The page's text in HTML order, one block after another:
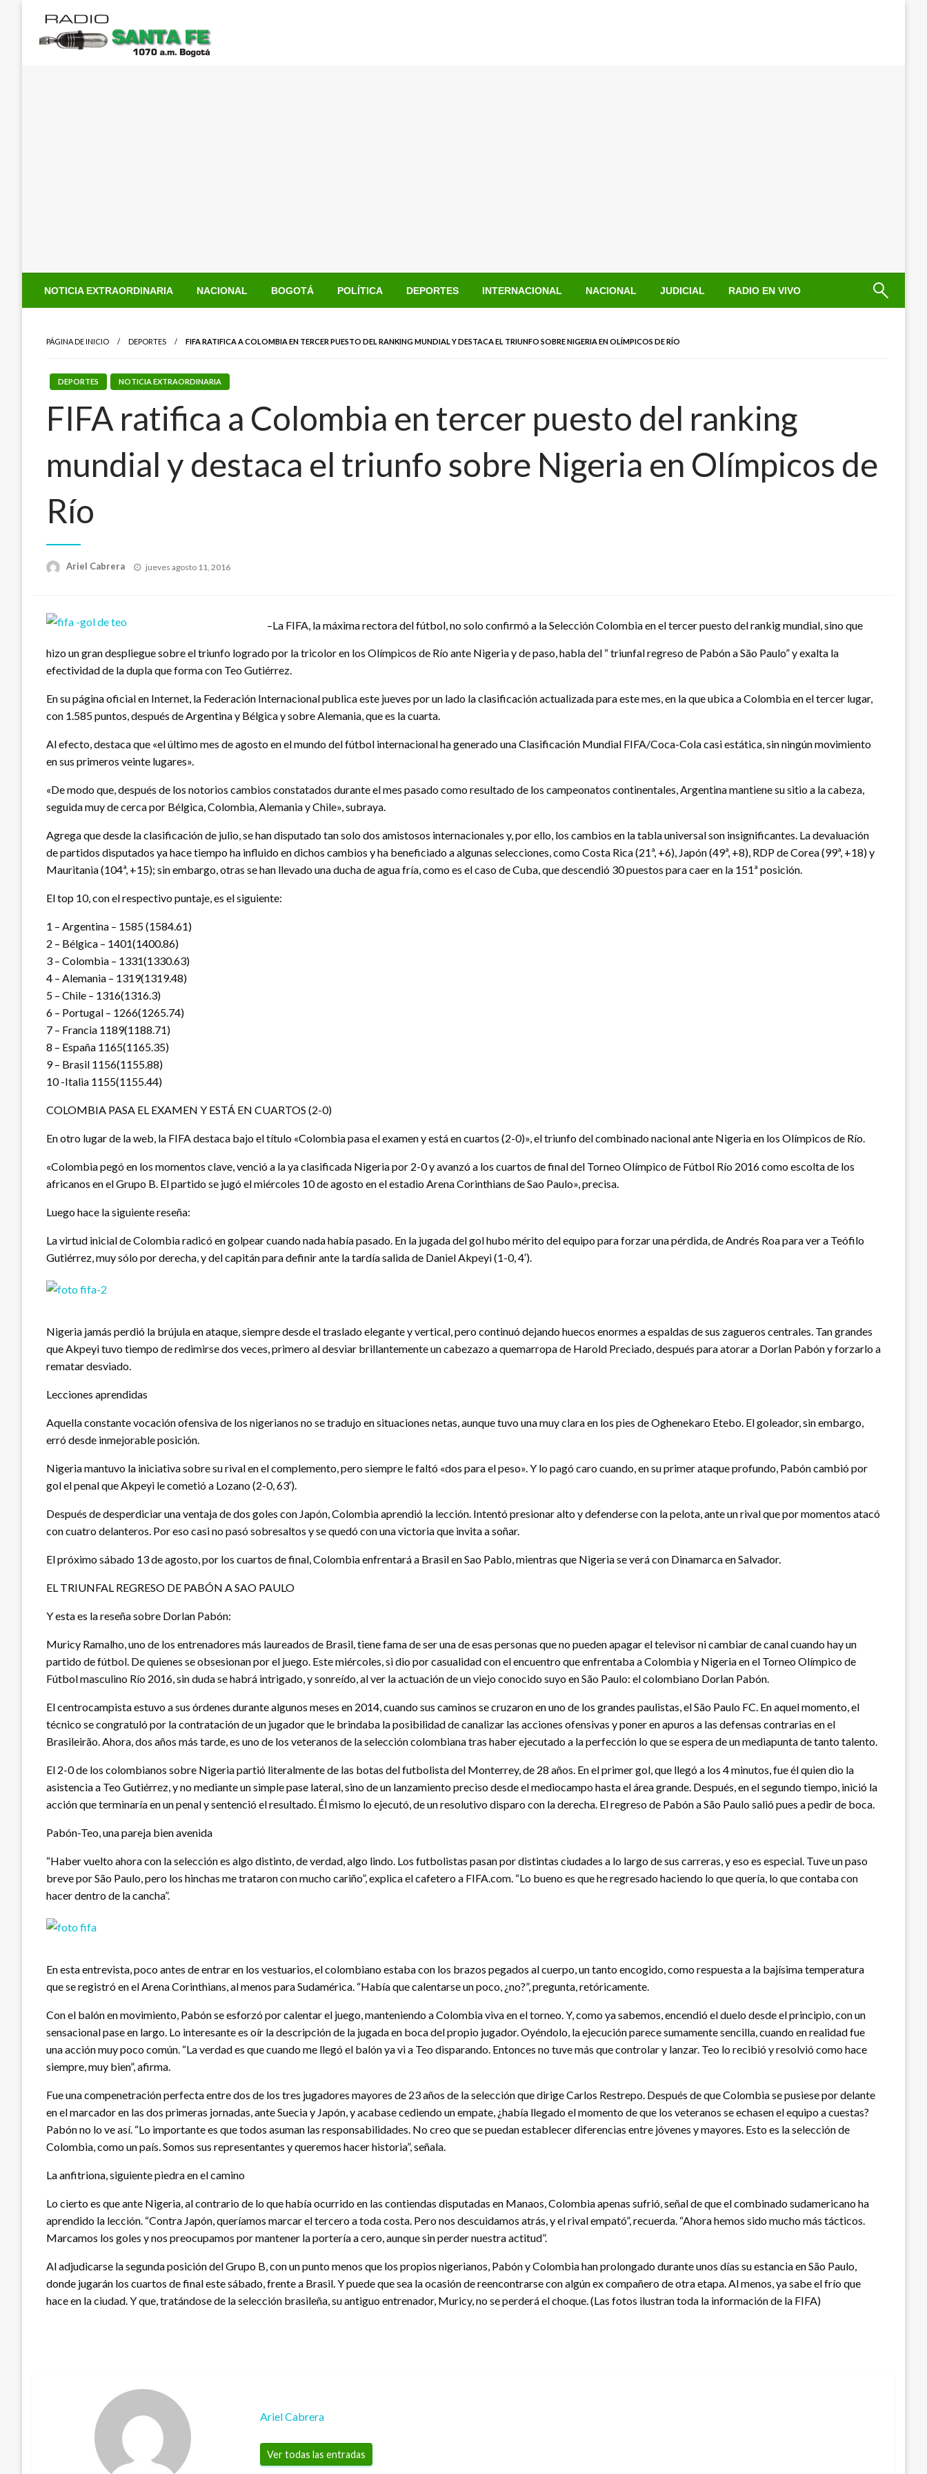
contenido
NOTICIA EXTRAORDINARIA NACIONAL BOGOTÁ POLÍTICA DEPORTES INTERNACIONAL NACIONAL JUDICIAL RADIO EN VIVO
PÁGINA DE INICIO DEPORTES FIFA RATIFICA A COLOMBIA EN TERCER PUESTO DEL RANKING MUNDIAL Y DESTACA EL TRIUNFO SOBRE NIGERIA EN OLÍMPICOS DE RÍO
DEPORTES NOTICIA EXTRAORDINARIA
FIFA ratifica a Colombia en tercer puesto del ranking
mundial y destaca el triunfo sobre Nigeria en Olímpicos de
Río
Ariel Cabrera
Publicado
jueves agosto 11, 2016
–La FIFA, la máxima rectora del fútbol, no solo confirmó a la Selección Colombia en el tercer puesto del rankig mundial, sino que
hizo un gran despliegue sobre el triunfo logrado por la tricolor en los Olímpicos de Río ante Nigeria y de paso, habla del “ triunfal regreso de Pabón a São Paulo” y exalta la
efectividad de la dupla que forma con Teo Gutiérrez.
En su página oficial en Internet, la Federación Internacional publica este jueves por un lado la clasificación actualizada para este mes, en la que ubica a Colombia en el tercer lugar,
con 1.585 puntos, después de Argentina y Bélgica y sobre Alemania, que es la cuarta.
Al efecto, destaca que «el último mes de agosto en el mundo del fútbol internacional ha generado una Clasificación Mundial FIFA/Coca-Cola casi estática, sin ningún movimiento
en sus primeros veinte lugares».
«De modo que, después de los notorios cambios constatados durante el mes pasado como resultado de los campeonatos continentales, Argentina mantiene su sitio a la cabeza,
seguida muy de cerca por Bélgica, Colombia, Alemania y Chile», subraya.
Agrega que desde la clasificación de julio, se han disputado tan solo dos amistosos internacionales y, por ello, los cambios en la tabla universal son insignificantes. La devaluación
de partidos disputados ya hace tiempo ha influido en dichos cambios y ha beneficiado a algunas selecciones, como Costa Rica (21ª, +6), Japón (49ª, +8), RDP de Corea (99ª, +18) y
Mauritania (104ª, +15); sin embargo, otras se han llevado una ducha de agua fría, como es el caso de Cuba, que descendió 30 puestos para caer en la 151ª posición.
El top 10, con el respectivo puntaje, es el siguiente:
1 – Argentina – 1585 (1584.61)
2 – Bélgica – 1401(1400.86)
3 – Colombia – 1331(1330.63)
4 – Alemania – 1319(1319.48)
5 – Chile – 1316(1316.3)
6 – Portugal – 1266(1265.74)
7 – Francia 1189(1188.71)
8 – España 1165(1165.35)
9 – Brasil 1156(1155.88)
10 -Italia 1155(1155.44)
COLOMBIA PASA EL EXAMEN Y ESTÁ EN CUARTOS (2-0)
En otro lugar de la web, la FIFA destaca bajo el título «Colombia pasa el examen y está en cuartos (2-0)», el triunfo del combinado nacional ante Nigeria en los Olímpicos de Río.
«Colombia pegó en los momentos clave, venció a la ya clasificada Nigeria por 2-0 y avanzó a los cuartos de final del Torneo Olímpico de Fútbol Río 2016 como escolta de los
africanos en el Grupo B. El partido se jugó el miércoles 10 de agosto en el estadio Arena Corinthians de Sao Paulo», precisa.
Luego hace la siguiente reseña:
La virtud inicial de Colombia radicó en golpear cuando nada había pasado. En la jugada del gol hubo mérito del equipo para forzar una pérdida, de Andrés Roa para ver a Teófilo
Gutiérrez, muy sólo por derecha, y del capitán para definir ante la tardía salida de Daniel Akpeyi (1-0, 4′).
Nigeria jamás perdió la brújula en ataque, siempre desde el traslado elegante y vertical, pero continuó dejando huecos enormes a espaldas de sus zagueros centrales. Tan grandes
que Akpeyi tuvo tiempo de redimirse dos veces, primero al desviar brillantemente un cabezazo a quemarropa de Harold Preciado, después para atorar a Dorlan Pabón y forzarlo a
rematar desviado.
Lecciones aprendidas
Aquella constante vocación ofensiva de los nigerianos no se tradujo en situaciones netas, aunque tuvo una muy clara en los pies de Oghenekaro Etebo. El goleador, sin embargo,
erró desde inmejorable posición.
Nigeria mantuvo la iniciativa sobre su rival en el complemento, pero siempre le faltó «dos para el peso». Y lo pagó caro cuando, en su primer ataque profundo, Pabón cambió por
gol el penal que Akpeyi le cometió a Lozano (2-0, 63′).
Después de desperdiciar una ventaja de dos goles con Japón, Colombia aprendió la lección. Intentó presionar alto y defenderse con la pelota, ante un rival que por momentos atacó
con cuatro delanteros. Por eso casi no pasó sobresaltos y se quedó con una victoria que invita a soñar.
El próximo sábado 13 de agosto, por los cuartos de final, Colombia enfrentará a Brasil en Sao Pablo, mientras que Nigeria se verá con Dinamarca en Salvador.
EL TRIUNFAL REGRESO DE PABÓN A SAO PAULO
Y esta es la reseña sobre Dorlan Pabón:
Muricy Ramalho, uno de los entrenadores más laureados de Brasil, tiene fama de ser una de esas personas que no pueden apagar el televisor ni cambiar de canal cuando hay un
partido de fútbol. De quienes se obsesionan por el juego. Este miércoles, si dio por casualidad con el encuentro que enfrentaba a Colombia y Nigeria en el Torneo Olímpico de
Fútbol masculino Río 2016, sin duda se habrá intrigado, y sonreído, al ver la actuación de un viejo conocido suyo en São Paulo: el colombiano Dorlan Pabón.
El centrocampista estuvo a sus órdenes durante algunos meses en 2014, cuando sus caminos se cruzaron en uno de los grandes paulistas, el São Paulo FC. En aquel momento, el
técnico se congratuló por la contratación de un jugador que le brindaba la posibilidad de canalizar las acciones ofensivas y poner en apuros a las defensas contrarias en el
Brasileirão. Ahora, dos años más tarde, es uno de los veteranos de la selección colombiana tras haber ejecutado a la perfección lo que se espera de un mediapunta de tanto talento.
El 2-0 de los colombianos sobre Nigeria partió literalmente de las botas del futbolista del Monterrey, de 28 años. En el primer gol, que llegó a los 4 minutos, fue él quien dio la
asistencia a Teo Gutiérrez, y no mediante un simple pase lateral, sino de un lanzamiento preciso desde el mediocampo hasta el área grande. Después, en el segundo tiempo, inició la
acción que terminaría en un penal y sentenció el resultado. Él mismo lo ejecutó, de un resolutivo disparo con la derecha. El regreso de Pabón a São Paulo salió pues a pedir de boca.
Pabón-Teo, una pareja bien avenida
“Haber vuelto ahora con la selección es algo distinto, de verdad, algo lindo. Los futbolistas pasan por distintas ciudades a lo largo de sus carreras, y eso es especial. Tuve un paso
breve por São Paulo, pero los hinchas me trataron con mucho cariño”, explica el cafetero a FIFA.com. “Lo bueno es que he regresado haciendo lo que quería, lo que contaba con
hacer dentro de la cancha”.
En esta entrevista, poco antes de entrar en los vestuarios, el colombiano estaba con los brazos pegados al cuerpo, un tanto encogido, como respuesta a la bajísima temperatura
que se registró en el Arena Corinthians, al menos para Sudamérica. “Había que calentarse un poco, ¿no?”, pregunta, retóricamente.
Con el balón en movimiento, Pabón se esforzó por calentar el juego, manteniendo a Colombia viva en el torneo. Y, como ya sabemos, encendió el duelo desde el principio, con un
sensacional pase en largo. Lo interesante es oír la descripción de la jugada en boca del propio jugador. Oyéndolo, la ejecución parece sumamente sencilla, cuando en realidad fue
una acción muy poco común. “La verdad es que cuando me llegó el balón ya vi a Teo disparando. Entonces no tuve más que controlar y lanzar. Teo lo recibió y resolvió como hace
siempre, muy bien”, afirma.
Fue una compenetración perfecta entre dos de los tres jugadores mayores de 23 años de la selección que dirige Carlos Restrepo. Después de que Colombia se pusiese por delante
en el marcador en las dos primeras jornadas, ante Suecia y Japón, y acabase cediendo un empate, ¿había llegado el momento de que los veteranos se echasen el equipo a cuestas?
Pabón no lo ve así. “Lo importante es que todos asuman las responsabilidades. No creo que se puedan establecer diferencias entre jóvenes y mayores. Esto es la selección de
Colombia, como un país. Somos sus representantes y queremos hacer historia”, señala.
La anfitriona, siguiente piedra en el camino
Lo cierto es que ante Nigeria, al contrario de lo que había ocurrido en las contiendas disputadas en Manaos, Colombia apenas sufrió, señal de que el combinado sudamericano ha
aprendido la lección. “Contra Japón, queríamos marcar el tercero a toda costa. Pero nos descuidamos atrás, y el rival empató”, recuerda. “Ahora hemos sido mucho más tácticos.
Marcamos los goles y nos preocupamos por mantener la portería a cero, aunque sin perder nuestra actitud”.
Al adjudicarse la segunda posición del Grupo B, con un punto menos que los propios nigerianos, Pabón y Colombia han prolongado durante unos días su estancia en São Paulo,
donde jugarán los cuartos de final este sábado, frente a Brasil. Y puede que sea la ocasión de reencontrarse con algún ex compañero de otra etapa. Al menos, ya sabe el frío que
hace en la ciudad. Y que, tratándose de la selección brasileña, su antiguo entrenador, Muricy, no se perderá el choque. (Las fotos ilustran toda la información de la FIFA)
Ariel Cabrera
Ver todas las entradas